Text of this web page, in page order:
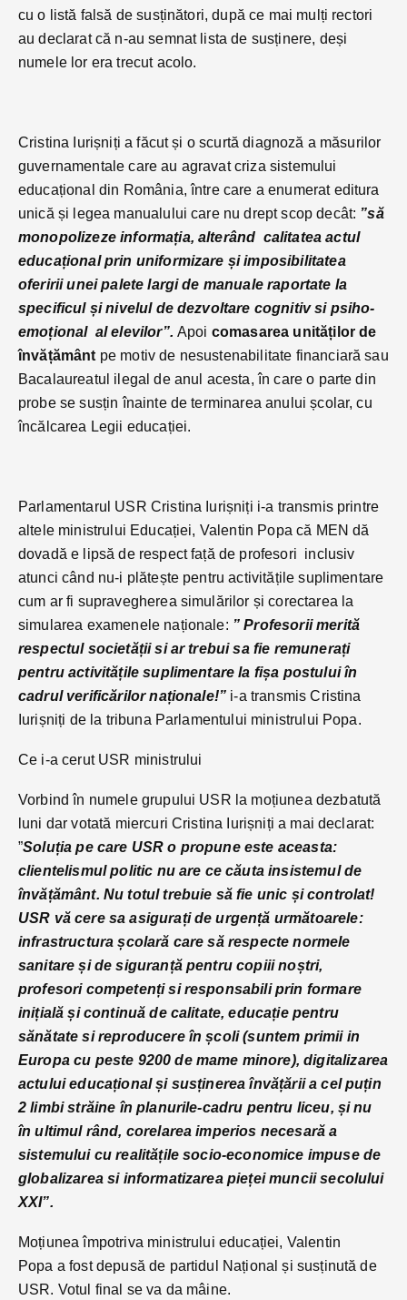
cu o listă falsă de susținători, după ce mai mulți rectori
au declarat că n-au semnat lista de susținere, deși
numele lor era trecut acolo.
Cristina Iurișniți a făcut și o scurtă diagnoză a măsurilor
guvernamentale care au agravat criza sistemului
educațional din România, între care a enumerat editura
unică și legea manualului care nu drept scop decât: ”să
monopolizeze informația, alterând calitatea actul
educațional prin uniformizare și imposibilitatea
oferirii unei palete largi de manuale raportate la
specificul și nivelul de dezvoltare cognitiv si psiho-
emoțional al elevilor”.Apoi comasarea unităților de
învățământ pe motiv de nesustenabilitate financiară sau
Bacalaureatul ilegal de anul acesta, în care o parte din
probe se susțin înainte de terminarea anului școlar, cu
încălcarea Legii educației.
Parlamentarul USR Cristina Iurișniți i-a transmis printre
altele ministrului Educației, Valentin Popa că MEN dă
dovadă e lipsă de respect față de profesori inclusiv
atunci când nu-i plătește pentru activitățile suplimentare
cum ar fi supravegherea simulărilor și corectarea la
simularea examenele naționale: ” Profesorii merită
respectul societății si ar trebui sa fie remunerați
pentru activitățile suplimentare la fișa postului în
cadrul verificărilor naționale!” i-a transmis Cristina
Iurișniți de la tribuna Parlamentului ministrului Popa.
Ce i-a cerut USR ministrului
Vorbind în numele grupului USR la moțiunea dezbatută
luni dar votată miercuri Cristina Iurișniți a mai declarat:
”Soluția pe care USR o propune este aceasta:
clientelismul politic nu are ce căuta insistemul de
învățământ. Nu totul trebuie să fie unic și controlat!
USR vă cere sa asigurați de urgență următoarele:
infrastructura școlară care să respecte normele
sanitare și de siguranță pentru copiii noștri,
profesori competenți si responsabili prin formare
inițială și continuă de calitate, educație pentru
sănătate si reproducere în școli (suntem primii in
Europa cu peste 9200 de mame minore), digitalizarea
actului educațional și susținerea învățării a cel puțin
2 limbi străine în planurile-cadru pentru liceu, și nu
în ultimul rând, corelarea imperios necesară a
sistemului cu realitățile socio-economice impuse de
globalizarea si informatizarea pieței muncii secolului
XXI”.
Moțiunea împotriva ministrului educației, Valentin
Popa a fost depusă de partidul Național și susținută de
USR. Votul final se va da mâine.